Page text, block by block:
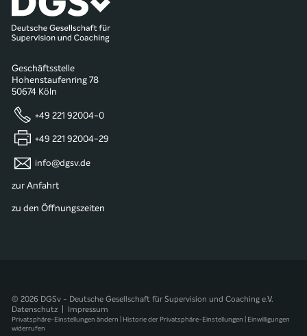
Geschäftsstelle
Hohenstaufenring 78
50674 Köln
+49 221 92004-0
+49 221 92004-29
info@dgsv.de
zur Anfahrt
zu den Öffnungszeiten
© 2026 DGSv - Deutsche Gesellschaft für Supervision und Coaching e.V.
Datenschutz
Impressum
Privatsphäre-Einstellungen ändern | Historie der Privatsphäre-Einstellungen | Einwilligungen
widerrufen